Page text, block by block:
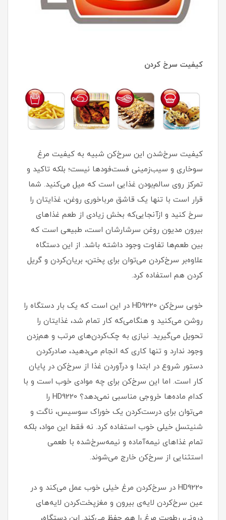
کیفیت سرخ کردن
کیفیت سرخ‌شدن این سرخ‌کن شبیه به کیفیت مرغ
سوخاری و سیب‌زمینی فست‌فودها نیست؛ بلکه تاکید و
تمرکز روی سالم‌بودن غذایی است که میل می‌کنید. شما
قرار است با تنها یک قاشق مرباخوری روغن، غذایتان را
سرخ کنید و ازآنجایی‌که بخش زیادی از طعم غذاهای
بیرون مدیون روغن سرشارشان است، طبیعی است که
بین طعم‌ها تفاوت وجود داشته‌ باشد. از این دستگاه
علاوه‌بر سرخ‌کردن می‌توان برای پختن، بریان‌کردن و گریل
کردن هم استفاده کرد.
خوبی سرخ‌کن HD9220 در این است که یک ‌بار دستگاه را
روشن می‌کنید و هنگامی‌که کار تمام شد، غذایتان را
تحویل می‌گیرید. نیازی به چک‌کردن‌های مرتب و هم‌زدن
وجود ندارد و تنها کاری که انجام می‌دهید، صادرکردن
دستور شروع در ابتدا و درآوردن غذا از سرخ‌کن در پایان
کار است. اما این سرخ‌کن برای چه موادی خوب است و با
کدام ماده‌ها خروجی مناسبی نمی‌دهد؟ HD9220 را
می‌توان برای درست‌کردن یک خوراک سوسیس، ناگت و
شنیتسل خیلی خوب استفاده کرد. نه فقط این مواد، بلکه
تمام غذاهای نیمه‌آماده و نیمه‌سرخ‌شده با طعمی
استثنایی از سرخ‌کن خارج می‌شوند.
HD9220 در سرخ‌کردن مرغ خیلی خوب عمل می‌کند و در
عین سرخ‌کردن لایه‌ی بیرون و مغزپخت‌کردن لایه‌های